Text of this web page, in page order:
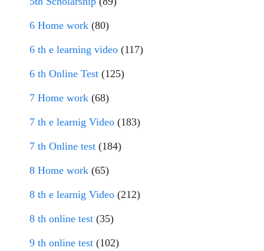
6 Home work (80)
6 th e learning video (117)
6 th Online Test (125)
7 Home work (68)
7 th e learnig Video (183)
7 th Online test (184)
8 Home work (65)
8 th e learnig Video (212)
8 th online test (35)
9 th online test (102)